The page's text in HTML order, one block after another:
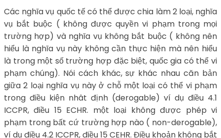
Các nghĩa vụ quốc tế có thể được chia làm 2 loại, nghĩa
vụ bắt buộc ( không được quyền vi phạm trong mọi
trường hợp) và nghĩa vụ không bắt buộc ( không nên
hiểu là nghĩa vụ này không cần thực hiện mà nên hiểu
là trong một số trường hợp đặc biệt, quốc gia có thể vi
phạm chúng). Nói cách khác, sự khác nhau căn bản
giữa 2 loại nghĩa vụ này ở chỗ một loại có thể vi phạm
trong điều kiện nhât định (derogable) ví dụ điều 4.1
ICCPR, điều 15 ECHR. một loại không được phép vi
phạm trong bất cứ trường hợp nào ( non-derogable),
ví dụ điều 4.2 ICCPR, điều 15 CEHR. Điều khoản không bắt